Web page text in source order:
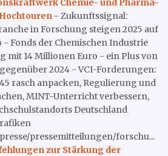
Chemie- und Pharma-
- Zukunftssignal:
in Forschung steigen 2025 auf
- Fonds der Chemischen Industrie
mit 14 Millionen Euro - ein Plus von
2024 - VCI-Forderungen:
rasch anpacken, Regulierung und
MINT-Unterricht verbessern,
Deutschland
pressemitteilungen/forschu...
zur Stärkung der